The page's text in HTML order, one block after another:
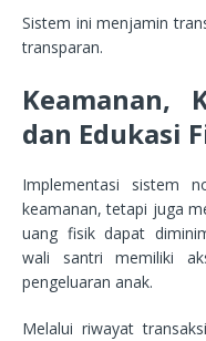
Sistem ini menjamin
transparan.
Keamanan,
dan Edukasi
Implementasi sistem
keamanan, tetapi juga
uang fisik dapat
wali santri memiliki
pengeluaran anak.
Melalui riwayat